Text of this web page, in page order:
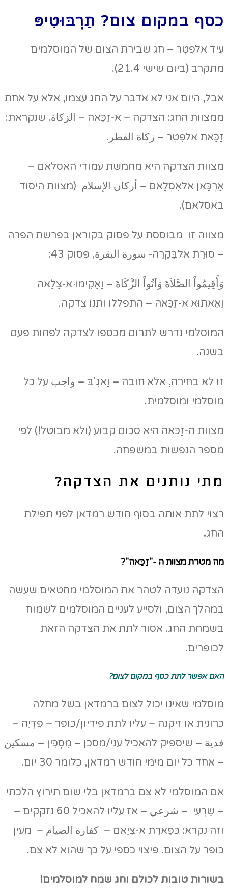
כסף במקום צום? תַרְבּוּטִיפּ
עִיד אלפִטְר – חג שבירת הצום של המוסלמים
מתקרב (ביום שישי 21.4).
אבל, היום אני לא אדבר על החג עצמו, אלא על אחת
ממצוות החג: הצדקה – א-זַכַּאה – الزكاة. שנקראת:
זַכַּאת אלפִטְר – زكاة الفطر.
מצוות הצדקה היא מחמשת עמודי האסלאם –
אַרְכַּאן אלאִסְלַאם – أركان الإسلام (מצוות היסוד
באסלאם).
מצווה זו מבוססת על פסוק בקוראן בפרשת הפרה
– סוּרַת אלבַּקַרַה- سورة البقرة, פסוק 43:
وَأَقِيمُواْ الصَّلاَةَ وَآتُواْ الزَّكَاةَ – וַאַקִימוּ א-צַלַאה
וַאַאתוּא א-זַכַּאה – התפללו ותנו צדקה.
המוסלמי נדרש לתרום מכספו לצדקה לפחות פעם
בשנה.
זו לא בחירה, אלא חובה – וַאגִ'בּ – واجب על כל
מוסלמי ומוסלמית.
מצוות ה-זַכּאה היא סכום קבוע (ולא מבוטל!) לפי
מספר הנפשות במשפחה.
מתי נותנים את הצדקה?
רצוי לתת אותה בסוף חודש רמדאן לפני תפילת
החג.
מה מטרת מצוות ה -"זַכַּאה"?
הצדקה נועדה לטהר את המוסלמי מחטאים שעשה
במהלך הצום, ולסייע לעניים המוסלמים לשמוח
בשמחת החג. אסור לתת את הצדקה הזאת
לכופרים.
האם אפשר לתת כסף במקום לצום?
מוסלמי שאינו יכול לצום ברמדאן בשל מחלה
כרונית או זיקנה – עליו לתת פידיון/כופר – פִדְיַה –
فدية – שיספיק להאכיל עני/מסכן – מִסְכִּין – مسكين
– אחד כל יום מימי חודש רמדאן, כלומר 30 יום.
אם המוסלמי לא צם ברמדאן בלי שום תירוץ הלכתי
– שַרְעִי – شرعي – אז עליו להאכיל 60 נזקקים –
וזה נקרא: כּפַארַת א-צִיַאם – كفارة الصيام – מעין
כופר על הצום. פיצוי כספי על כך שהוא לא צם.
בשורות טובות לכולם וחג שמח למוסלמים!